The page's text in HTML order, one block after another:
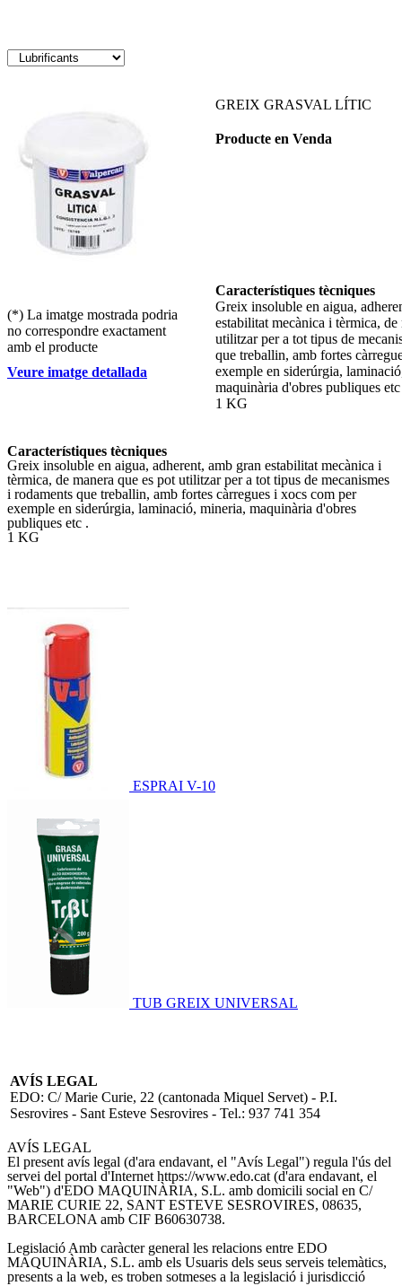
(*) La imatge mostrada podria
no correspondre exactament
amb el producte
Veure imatge detallada
GREIX GRASVAL LÍTIC
Producte en Venda
Característiques tècniques
Greix insoluble en aigua,
estabilitat mecànica i tèrmica, de
utilitzar per a tot tipus de
que treballin, amb fortes
exemple en siderúrgia,
maquinària d'obres publiques
1 KG
Característiques tècniques
Greix insoluble en aigua, adherent, amb gran estabilitat mecànica i
tèrmica, de manera que es pot utilitzar per a tot tipus de mecanismes
i rodaments que treballin, amb fortes càrregues i xocs com per
exemple en siderúrgia, laminació, mineria, maquinària d'obres
publiques etc .
1 KG
ESPRAI V-10
TUB GREIX UNIVERSAL
AVÍS LEGAL
EDO: C/ Marie Curie, 22 (cantonada Miquel Servet) - P.I.
Sesrovires - Sant Esteve Sesrovires - Tel.: 937 741 354
AVÍS LEGAL
El present avís legal (d'ara endavant, el "Avís Legal") regula l'ús del
servei del portal d'Internet https://www.edo.cat (d'ara endavant, el
"Web") d'EDO MAQUINÀRIA, S.L. amb domicili social en C/
MARIE CURIE 22, SANT ESTEVE SESROVIRES, 08635,
BARCELONA amb CIF B60630738.
Legislació Amb caràcter general les relacions entre EDO
MAQUINÀRIA, S.L. amb els Usuaris dels seus serveis telemàtics,
presents a la web, es troben sotmeses a la legislació i jurisdicció